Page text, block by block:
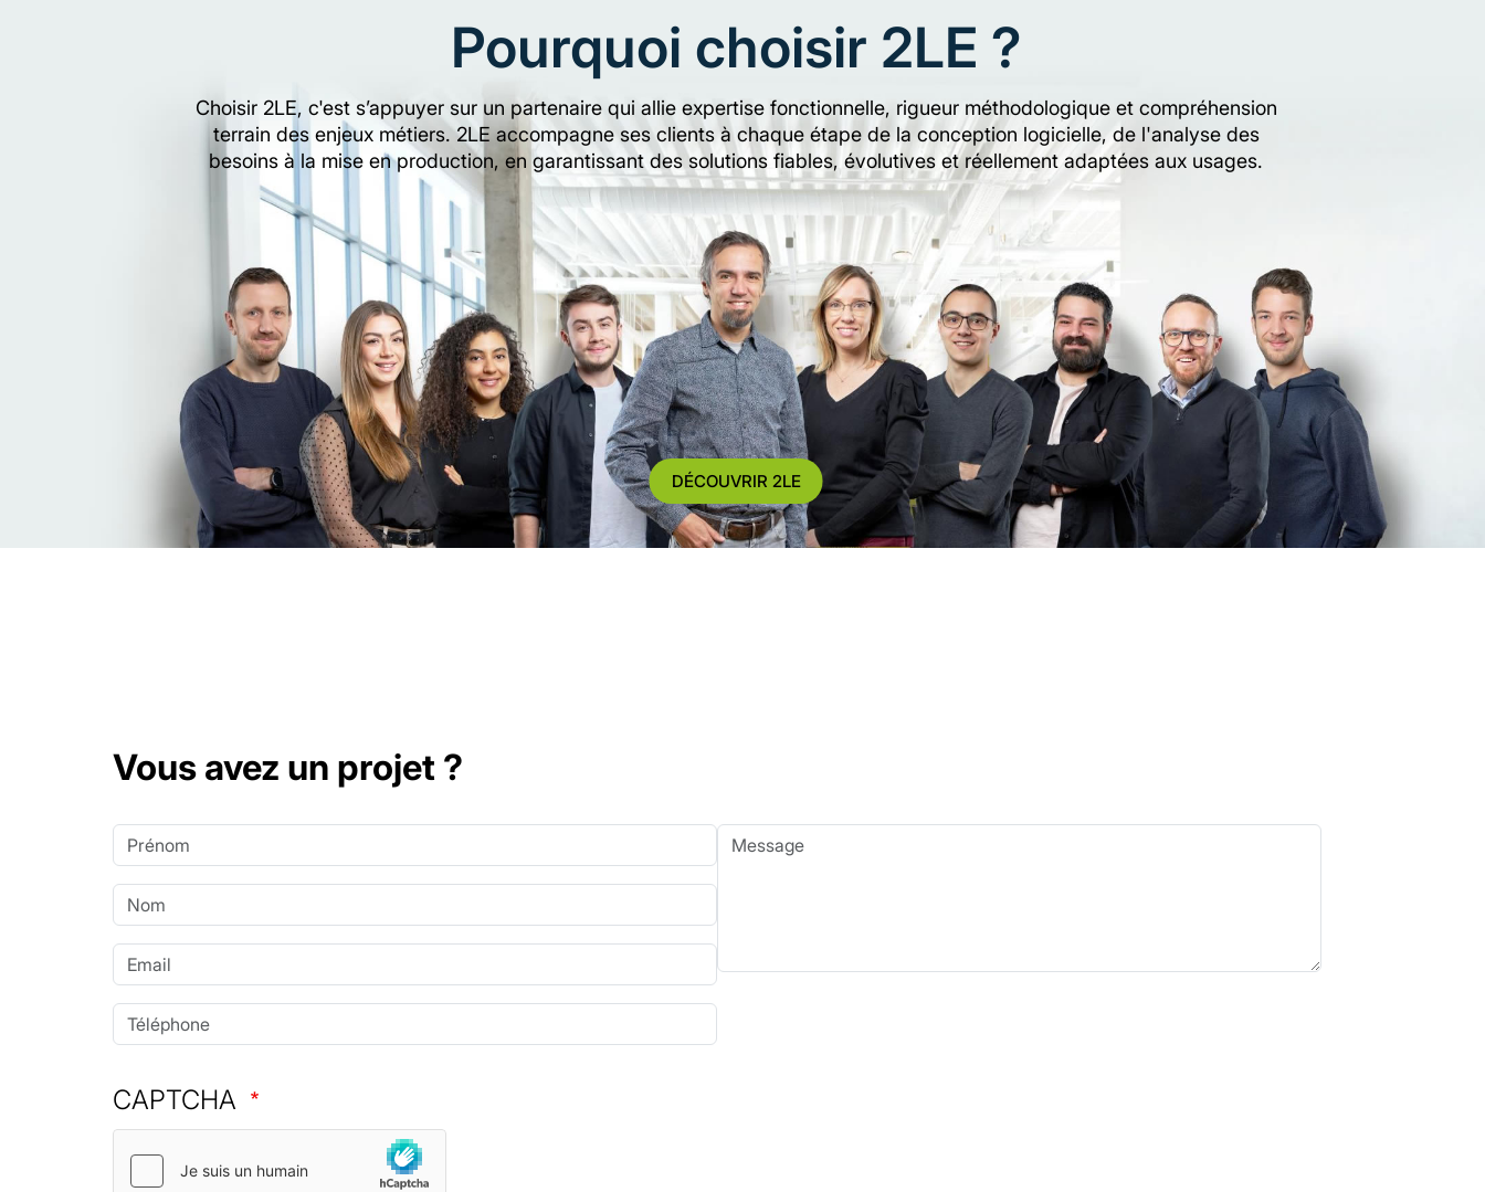
Pourquoi choisir 2LE ?
Choisir 2LE, c'est s’appuyer sur un partenaire qui allie expertise fonctionnelle, rigueur méthodologique et compréhension
terrain des enjeux métiers. 2LE accompagne ses clients à chaque étape de la conception logicielle, de l'analyse des
besoins à la mise en production, en garantissant des solutions fiables, évolutives et réellement adaptées aux usages.
DÉCOUVRIR 2LE
Vous avez un projet ?
Prénom
Nom
Email
Téléphone
Message
CAPTCHA